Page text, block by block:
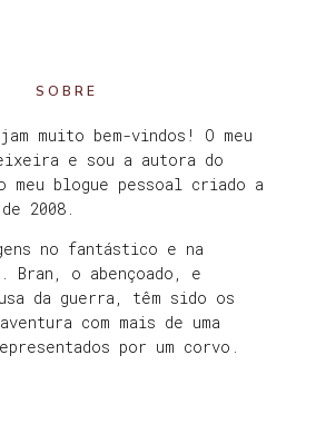
SOBRE
muito bem-vindos! O meu
e sou a autora do
meu blogue pessoal criado a
2008.
no fantástico e na
o abençoado, e
da guerra, têm sido os
com mais de uma
por um corvo.